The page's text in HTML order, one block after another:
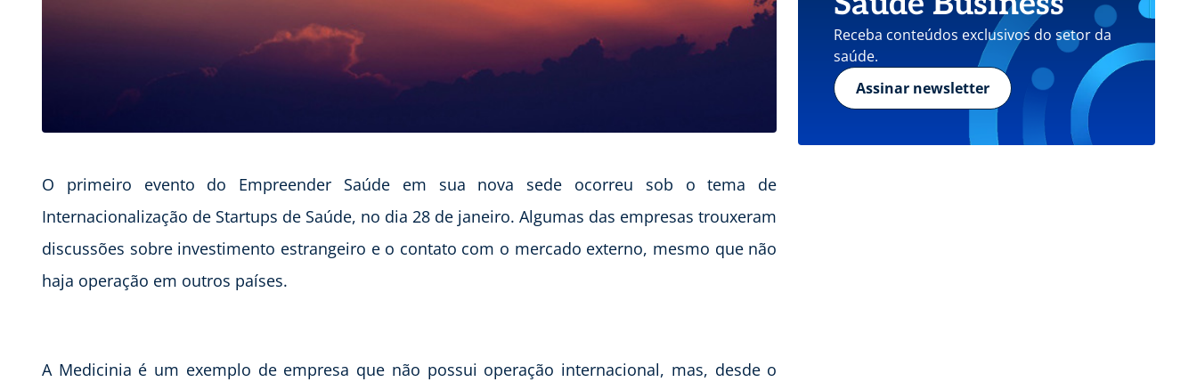
O primeiro evento do Empreender Saúde em sua nova sede ocorreu sob o tema de
Internacionalização de Startups de Saúde, no dia 28 de janeiro. Algumas das empresas trouxeram
discussões sobre investimento estrangeiro e o contato com o mercado externo, mesmo que não
haja operação em outros países.
A Medicinia é um exemplo de empresa que não possui operação internacional, mas, desde o
Receba conteúdos exclusivos do setor da
saúde.
Assinar newsletter